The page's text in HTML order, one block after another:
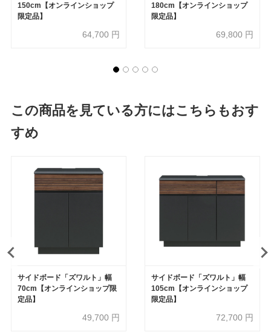
150cm【オンラインショップ
限定品】
64,700 円
180cm【オンラインショップ
限定品】
69,800 円
この商品を見ている方にはこちらもおす
すめ
サイドボード「ズワルト」幅
70cm【オンラインショップ限
定品】
49,700 円
サイドボード「ズワルト」幅
105cm【オンラインショップ
限定品】
72,700 円